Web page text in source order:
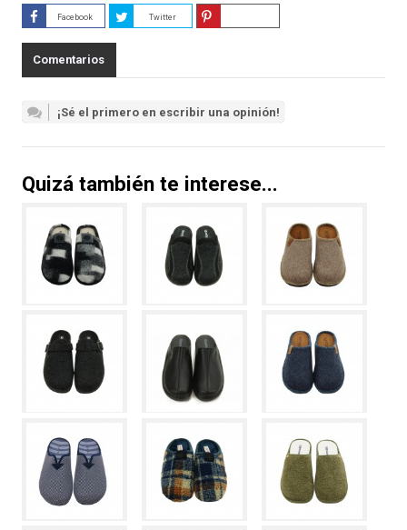
Facebook Twitter
Comentarios
¡Sé el primero en escribir una opinión!
Quizá también te interese...